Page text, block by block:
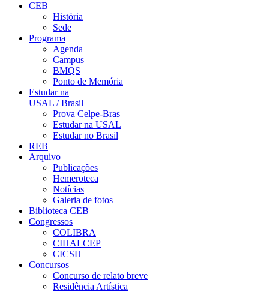
CEB
História
Sede
Programa
Agenda
Campus
BMQS
Ponto de Memória
Estudar na
USAL / Brasil
Prova Celpe-Bras
Estudar na USAL
Estudar no Brasil
REB
Arquivo
Publicações
Hemeroteca
Notícias
Galeria de fotos
Biblioteca CEB
Congressos
COLIBRA
CIHALCEP
CICSH
Concursos
Concurso de relato breve
Residência Artística